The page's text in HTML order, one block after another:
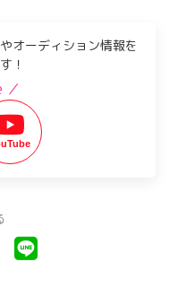
オーディション情報を
！
／